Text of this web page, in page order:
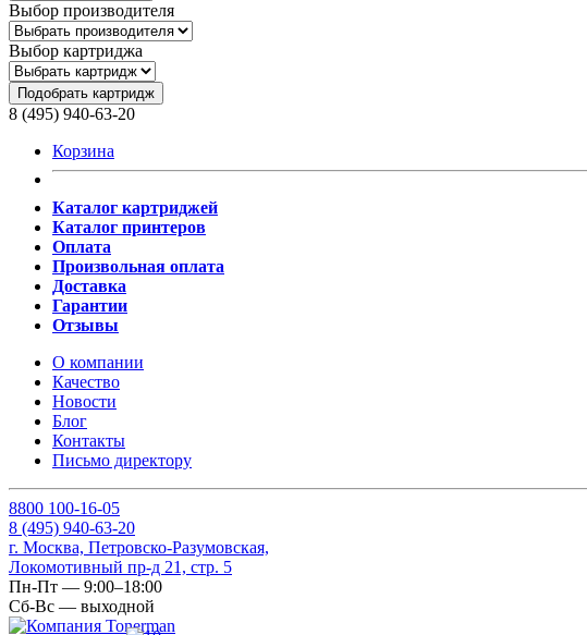
Выбор производителя
Выбор картриджа
Подобрать картридж
8 (495) 940-63-20
Корзина
Каталог картриджей
Каталог принтеров
Оплата
Произвольная оплата
Доставка
Гарантии
Отзывы
О компании
Качество
Новости
Блог
Контакты
Письмо директору
8800 100-16-05
8 (495) 940-63-20
г. Москва, Петровско-Разумовская,
Локомотивный пр-д 21, стр. 5
Пн-Пт — 9:00–18:00
Сб-Вс — выходной